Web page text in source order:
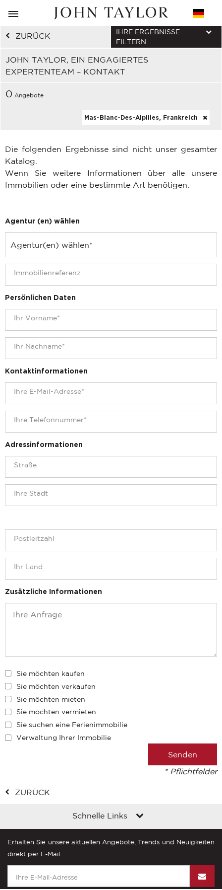
ZURÜCK
JOHN TAYLOR, EIN ENGAGIERTES
EXPERTENTEAM – KONTAKT
IHRE ERGEBNISSE
FILTERN
0 Angebote
Mas-Blanc-Des-Alpilles, Frankreich
Die folgenden Ergebnisse sind nicht unser gesamter
Katalog.
Wenn Sie weitere Informationen über alle unsere
Immobilien oder eine bestimmte Art benötigen.
Agentur (en) wählen
Persönlichen Daten
Kontaktinformationen
Adressinformationen
Zusätzliche Informationen
Sie möchten kaufen
Sie möchten verkaufen
Sie möchten mieten
Sie möchten vermieten
Sie suchen eine Ferienimmobilie
Verwaltung Ihrer Immobilie
* Pflichtfelder
ZURÜCK
Schnelle Links
Erhalten Sie unsere aktuellen Angebote, Trends und Neuigkeiten
direkt per E-Mail